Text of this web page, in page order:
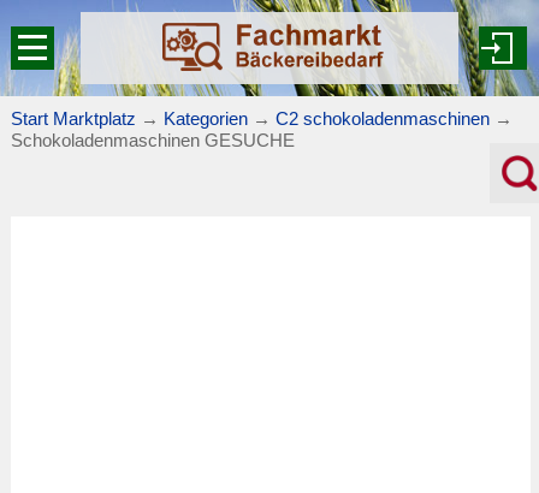
Start Marktplatz → Kategorien → C2 schokoladenmaschinen →
Schokoladenmaschinen GESUCHE